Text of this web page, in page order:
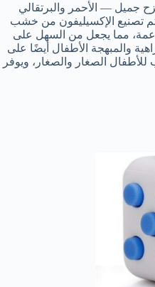
المبهجة بـ 8 أشرطة ملونة مرتبة في تسلسل قوس قزح جميل — الأحمر والبرتقالي
تم تصنيع الإكسيليفون من خشب
مما يجعل من السهل على
والمبهجة الأطفال أيضًا على
الصغار والصغار، ويوفر